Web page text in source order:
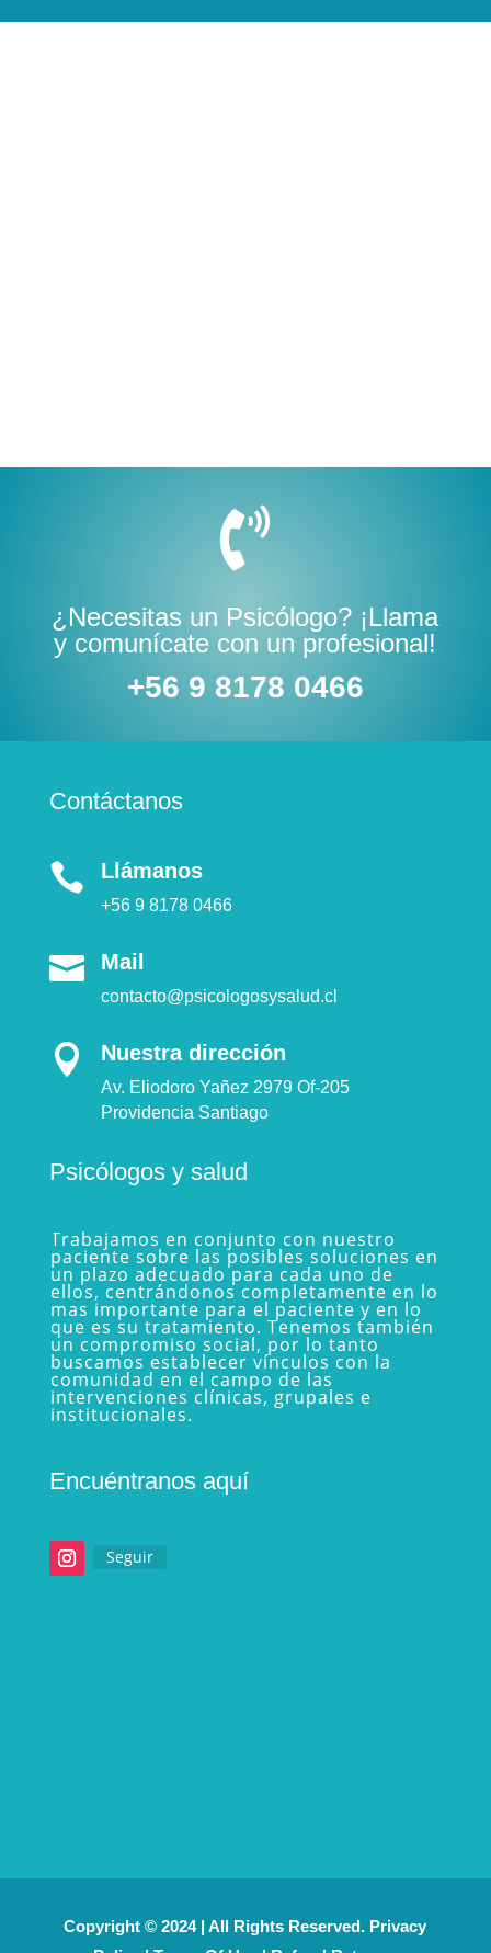

¿Necesitas un Psicólogo? ¡Llama
y comunícate con un profesional!
+56 9 8178 0466
Contáctanos
 Llámanos
+56 9 8178 0466
 Mail
contacto@psicologosysalud.cl
 Nuestra dirección
Av. Eliodoro Yañez 2979 Of-205
Providencia Santiago
Psicólogos y salud
Trabajamos en conjunto con nuestro
paciente sobre las posibles soluciones en
un plazo adecuado para cada uno de
ellos, centrándonos completamente en lo
mas importante para el paciente y en lo
que es su tratamiento. Tenemos también
un compromiso social, por lo tanto
buscamos establecer vínculos con la
comunidad en el campo de las
intervenciones clínicas, grupales e
institucionales.
Encuéntranos aquí
Seguir
Copyright © 2024 | All Rights Reserved. Privacy